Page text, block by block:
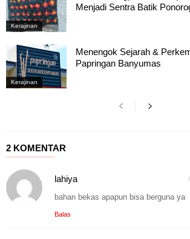
Kerajinan
Menjadi Sentra Batik
Kerajinan
Menengok Sejarah &
Papringan Banyumas
2 KOMENTAR
lahiya
bahan bekas apapun bisa berguna ya
Balas